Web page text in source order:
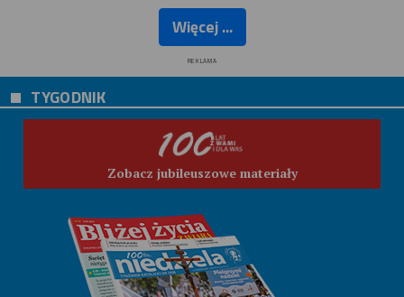
Więcej ...
REKLAMA
TYGODNIK
Zobacz jubileuszowe materiały